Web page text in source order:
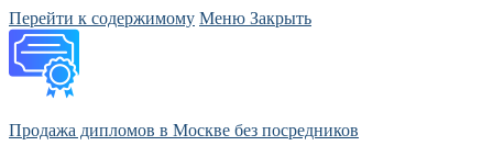
Перейти к содержимому Меню Закрыть
Продажа дипломов в Москве без посредников